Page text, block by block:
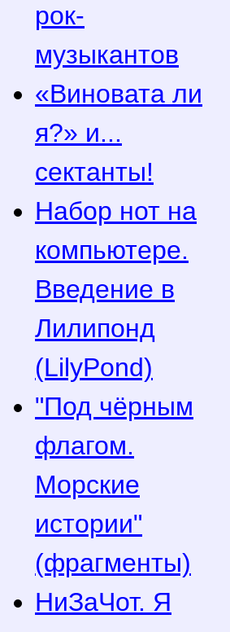
рок-
музыкантов
«Виновата ли
я?» и...
сектанты!
Набор нот на
компьютере.
Введение в
Лилипонд
(LilyPond)
"Под чёрным
флагом.
Морские
истории"
(фрагменты)
НиЗаЧот. Я